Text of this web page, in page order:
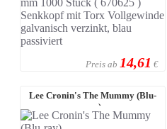
Preis ab 14,61 €
Lee Cronin's The Mummy (Blu-
ray)